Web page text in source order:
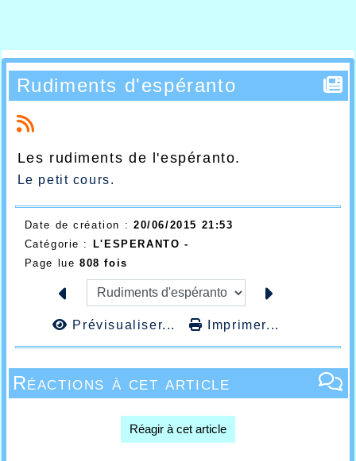
Rudiments d'espéranto
Les rudiments de l'espéranto.
Le petit cours.
Date de création : 20/06/2015 21:53
Catégorie :
L'ESPERANTO -
Page lue 808 fois
Prévisualiser... Imprimer...
Réactions à cet article
Réagir à cet article